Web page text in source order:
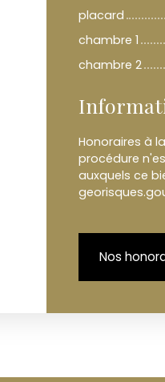
placard
chambre 1
chambre 2
Honoraires à
procédure
auxquels ce
Nos